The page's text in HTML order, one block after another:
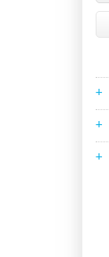
+
+
+